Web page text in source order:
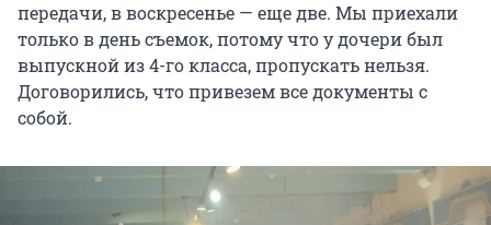
передачи, в воскресенье — еще две. Мы приехали
только в день съемок, потому что у дочери был
выпускной из 4-го класса, пропускать нельзя.
Договорились, что привезем все документы с
собой.